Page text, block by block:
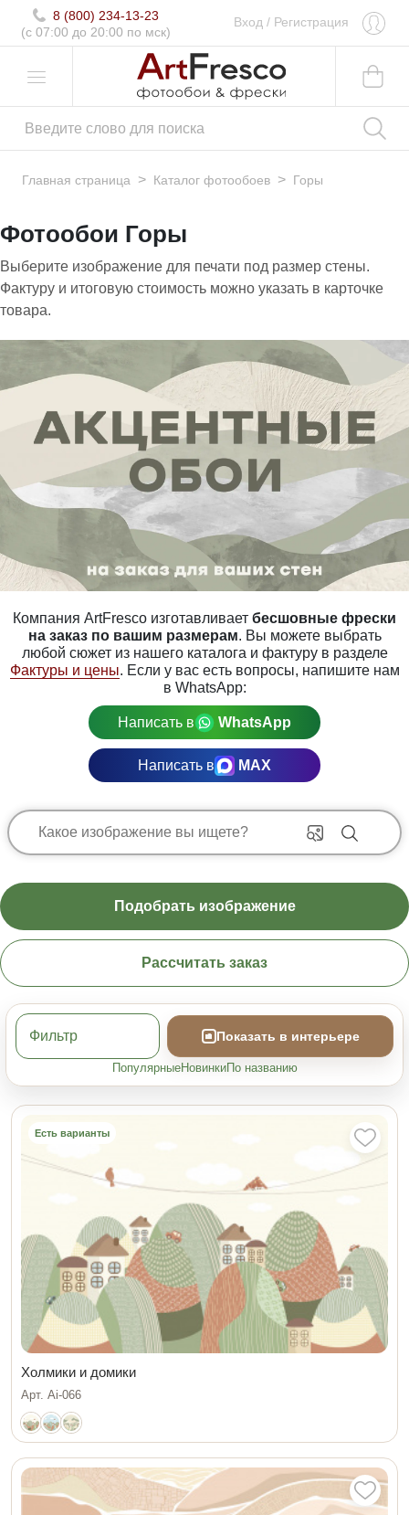
8 (800) 234-13-23
(c 07:00 до 20:00 по мск)
Вход / Регистрация
Главная страница > Каталог фотообоев > Горы
Фотообои Горы
Выберите изображение для печати под размер стены.
Фактуру и итоговую стоимость можно указать в карточке
товара.
Компания ArtFresco изготавливает бесшовные фрески
на заказ по вашим размерам. Вы можете выбрать
любой сюжет из нашего каталога и фактуру в разделе
Фактуры и цены. Если у вас есть вопросы, напишите нам
в WhatsApp:
Написать в WhatsApp
Написать в MAX
Подобрать изображение
Рассчитать заказ
Фильтр Показать в интерьере
ПопулярныеНовинкиПо названию
Есть варианты
Холмики и домики
Арт. Ai-066